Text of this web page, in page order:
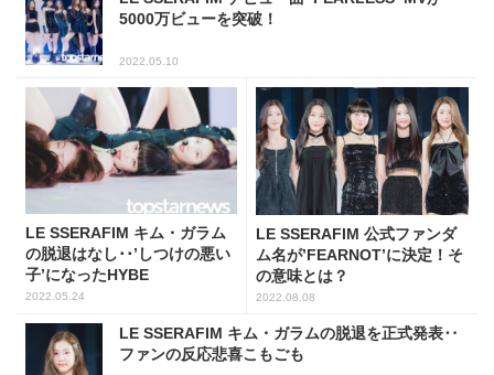
5000万ビューを突破！
2022.05.10
LE SSERAFIM キム・ガラム
の脱退はなし･･’しつけの悪い
子’になったHYBE
2022.05.24
LE SSERAFIM 公式ファンダ
ム名が’FEARNOT’に決定！そ
の意味とは？
2022.08.08
LE SSERAFIM キム・ガラムの脱退を正式発表‥
ファンの反応悲喜こもごも